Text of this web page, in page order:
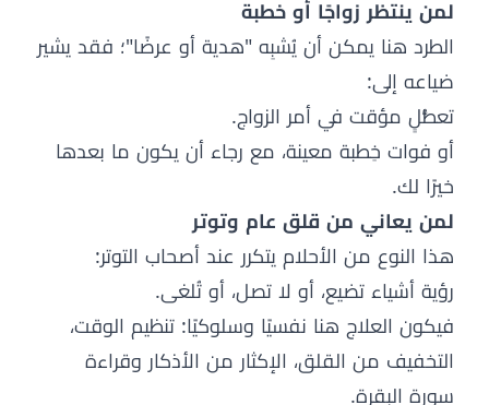
لمن ينتظر زواجًا أو خطبة
الطرد هنا يمكن أن يُشبِه "هدية أو عرضًا"؛ فقد يشير
ضياعه إلى:
تعطُّلٍ مؤقت في أمر الزواج.
أو فوات خِطبة معينة، مع رجاء أن يكون ما بعدها
خيرًا لك.
لمن يعاني من قلق عام وتوتر
هذا النوع من الأحلام يتكرر عند أصحاب التوتر:
رؤية أشياء تضيع، أو لا تصل، أو تُلغى.
فيكون العلاج هنا نفسيًا وسلوكيًا: تنظيم الوقت،
التخفيف من القلق، الإكثار من الأذكار وقراءة
سورة البقرة.